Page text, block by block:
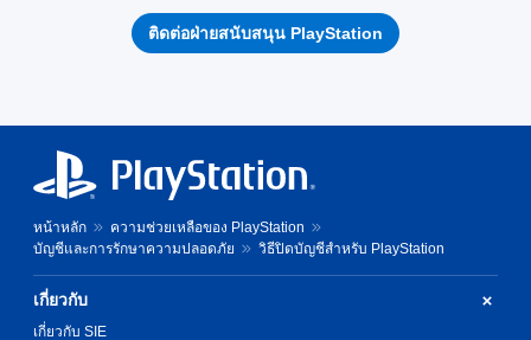
ติดต่อฝ่ายสนับสนุน PlayStation
หน้าหลัก
ความช่วยเหลือของ PlayStation
บัญชีและการรักษาความปลอดภัย
วิธีปิดบัญชีสำหรับ PlayStation
เกี่ยวกับ
เกี่ยวกับ SIE